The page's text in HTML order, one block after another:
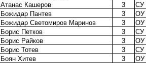
Атанас Кашеров
3
СУ
Божидар Пантев
3
ОУ
Божидар Светомиров Маринов
3
ОУ
Борис Петков
3
СУ
Борис Райков
3
ОУ
Борис Тотев
3
СУ
Боян Хитев
3
ОУ